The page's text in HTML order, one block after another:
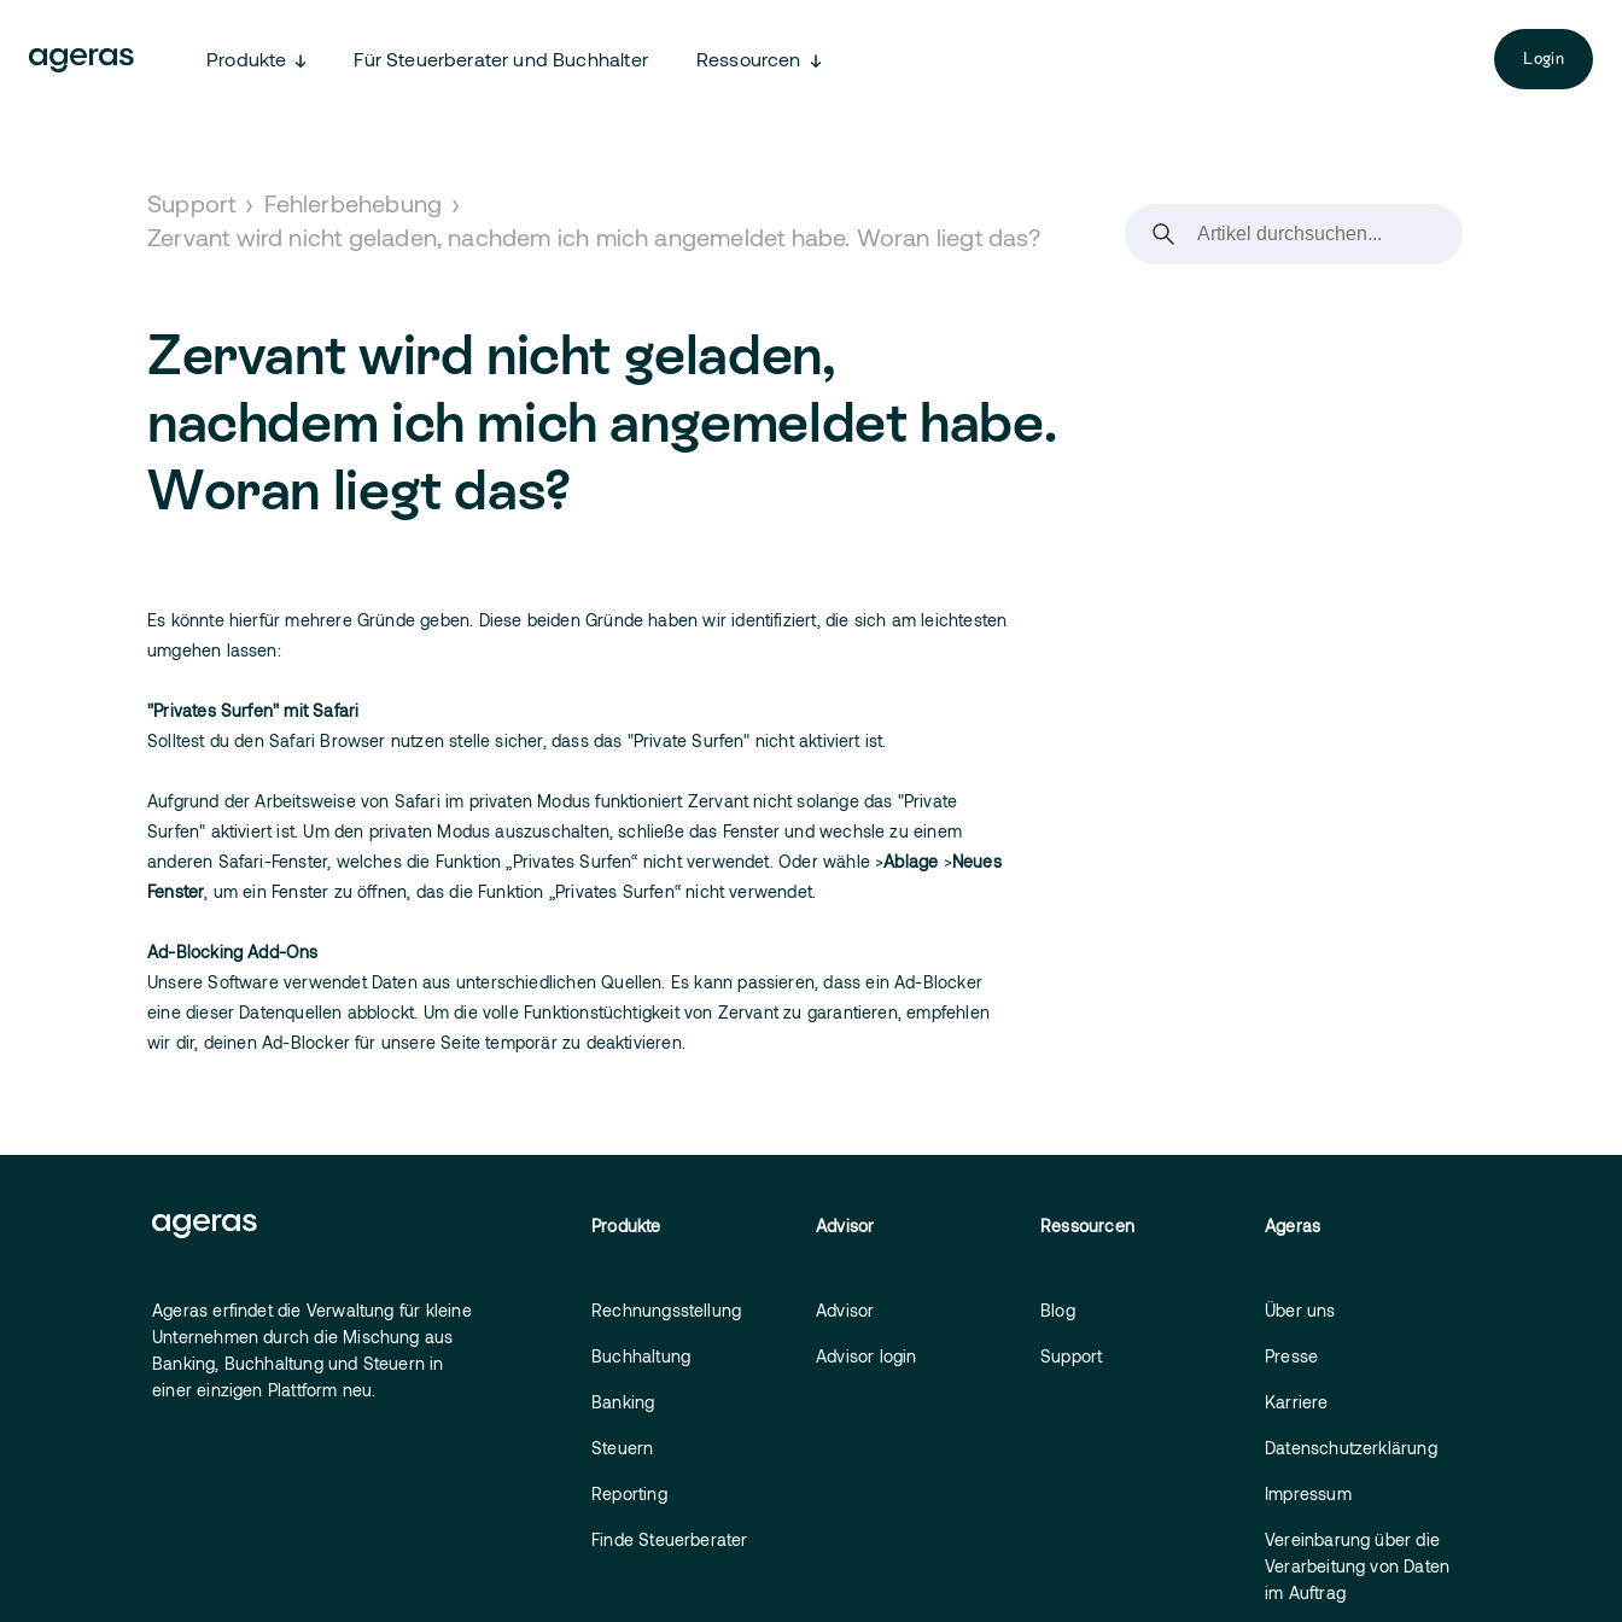
Produkte Für Steuerberater und Buchhalter Ressourcen Login
Support › Fehlerbehebung ›
Zervant wird nicht geladen, nachdem ich mich angemeldet habe. Woran liegt das?
Zervant wird nicht geladen,
nachdem ich mich angemeldet habe.
Woran liegt das?
Es könnte hierfür mehrere Gründe geben. Diese beiden Gründe haben wir identifiziert, die sich am leichtesten
umgehen lassen:
"Privates Surfen" mit Safari
Solltest du den Safari Browser nutzen stelle sicher, dass das "Private Surfen" nicht aktiviert ist.
Aufgrund der Arbeitsweise von Safari im privaten Modus funktioniert Zervant nicht solange das "Private
Surfen" aktiviert ist. Um den privaten Modus auszuschalten, schließe das Fenster und wechsle zu einem
anderen Safari-Fenster, welches die Funktion „Privates Surfen“ nicht verwendet. Oder wähle >Ablage >Neues
Fenster , um ein Fenster zu öffnen, das die Funktion „Privates Surfen“ nicht verwendet.
Ad-Blocking Add-Ons
Unsere Software verwendet Daten aus unterschiedlichen Quellen. Es kann passieren, dass ein Ad-Blocker
eine dieser Datenquellen abblockt. Um die volle Funktionstüchtigkeit von Zervant zu garantieren, empfehlen
wir dir, deinen Ad-Blocker für unsere Seite temporär zu deaktivieren.
Ageras erfindet die Verwaltung für kleine
Unternehmen durch die Mischung aus
Banking, Buchhaltung und Steuern in
einer einzigen Plattform neu.
Produkte
Rechnungsstellung
Buchhaltung
Banking
Steuern
Reporting
Finde Steuerberater
Advisor
Advisor
Advisor login
Ressourcen
Blog
Support
Ageras
Über uns
Presse
Karriere
Datenschutzerklärung
Impressum
Vereinbarung über die
Verarbeitung von Daten
im Auftrag